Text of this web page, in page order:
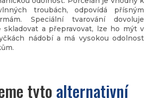
troubách, odpovídá přísným
Speciální tvarování dovoluje
skladovat a přepravovat, lze ho mýt v
nádobí a má vysokou odolnost
tyto alternativní